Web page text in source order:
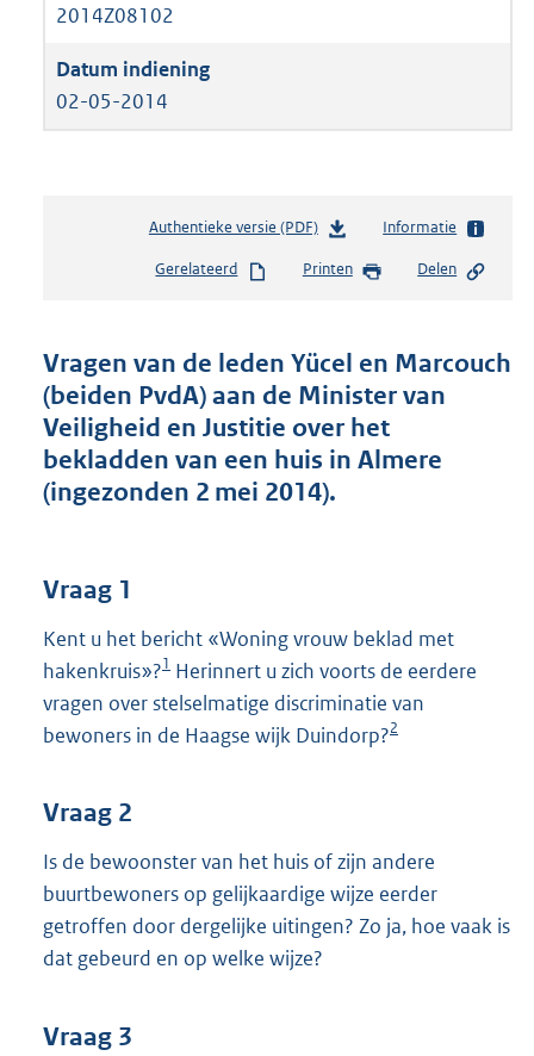
2014Z08102
02-05-2014
Authentieke versie (PDF)b
s
d
s
g
r
o
8
K
b
Informatie
Gerelateerd Printen Delen
Vragen van de leden Yücel en Marcouch
(beiden PvdA) aan de Minister van
Veiligheid en Justitie over het
bekladden van een huis in Almere
(ingezonden 2 mei 2014).
Vraag 1
Kent u het bericht «Woning vrouw beklad met
hakenkruis»?1 Herinnert u zich voorts de eerdere
vragen over stelselmatige discriminatie van
bewoners in de Haagse wijk Duindorp?2
Vraag 2
Is de bewoonster van het huis of zijn andere
buurtbewoners op gelijkaardige wijze eerder
getroffen door dergelijke uitingen? Zo ja, hoe vaak is
dat gebeurd en op welke wijze?
Vraag 3